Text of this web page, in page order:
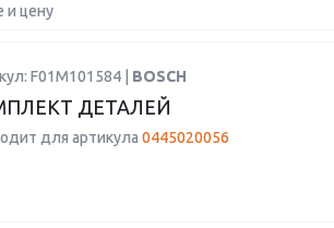
и цену
F01M101584 | BOSCH
ДЕТАЛЕЙ
для артикула 0445020056